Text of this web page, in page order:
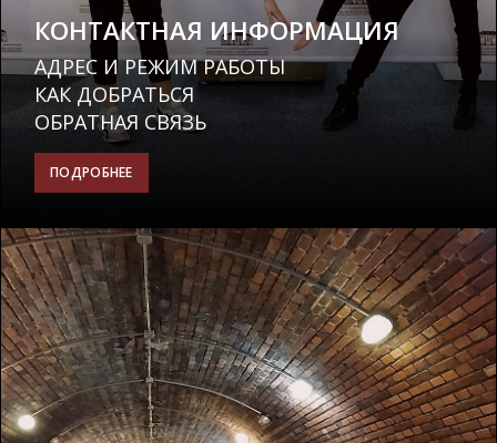
КОНТАКТНАЯ ИНФОРМАЦИЯ
АДРЕС И РЕЖИМ РАБОТЫ
КАК ДОБРАТЬСЯ
ОБРАТНАЯ СВЯЗЬ
ПОДРОБНЕЕ